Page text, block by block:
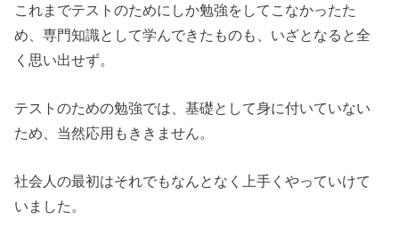
これまでテストのためにしか勉強をしてこなかったた
め、専門知識として学んできたものも、いざとなると全
く思い出せず。
テストのための勉強では、基礎として身に付いていない
ため、当然応用もききません。
社会人の最初はそれでもなんとなく上手くやっていけて
いました。